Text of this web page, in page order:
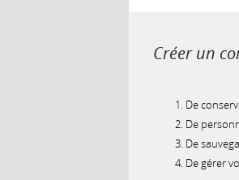
Créer un
De
De
De
De gérer